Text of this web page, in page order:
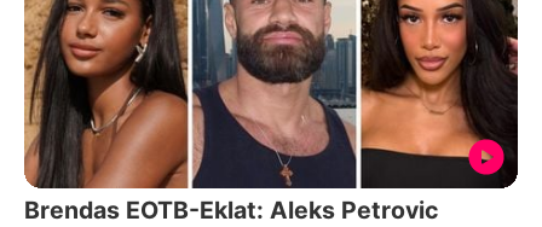
Brendas EOTB-Eklat: Aleks Petrovic